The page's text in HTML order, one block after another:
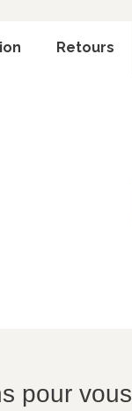
Retours
pour vous